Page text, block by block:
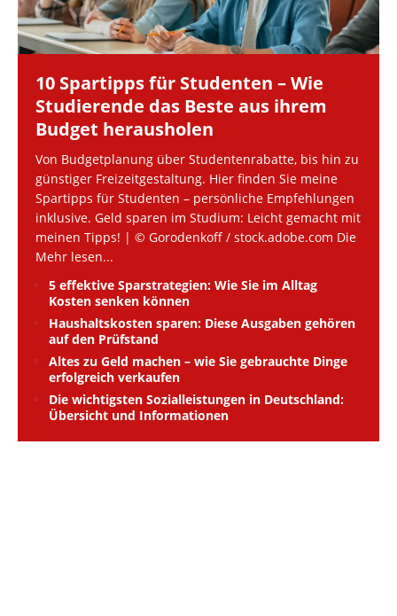
10 Spartipps für Studenten – Wie
Studierende das Beste aus ihrem
Budget herausholen
Von Budgetplanung über Studentenrabatte, bis hin zu
günstiger Freizeitgestaltung. Hier finden Sie meine
Spartipps für Studenten – persönliche Empfehlungen
inklusive. Geld sparen im Studium: Leicht gemacht mit
meinen Tipps! | © Gorodenkoff / stock.adobe.com Die
Mehr lesen...
5 effektive Sparstrategien: Wie Sie im Alltag
Kosten senken können
Haushaltskosten sparen: Diese Ausgaben gehören
auf den Prüfstand
Altes zu Geld machen – wie Sie gebrauchte Dinge
erfolgreich verkaufen
Die wichtigsten Sozialleistungen in Deutschland:
Übersicht und Informationen